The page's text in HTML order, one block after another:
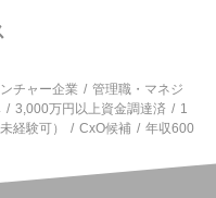
チャー企業
管理職・マネジ
3,000万円以上資金調達済
1
経験可） CxO候補
年収600